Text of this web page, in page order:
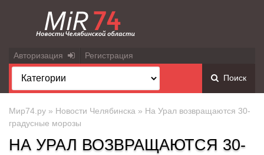
Авторизация Регистрация
Поиск
Мир74.ру » Новости Челябинска » На Урал возвращаются 30-
градусные морозы
НА УРАЛ ВОЗВРАЩАЮТСЯ 30-